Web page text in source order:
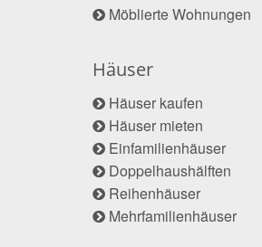
Möblierte Wohnungen
Häuser
Häuser kaufen
Häuser mieten
Einfamilienhäuser
Doppelhaushälften
Reihenhäuser
Mehrfamilienhäuser